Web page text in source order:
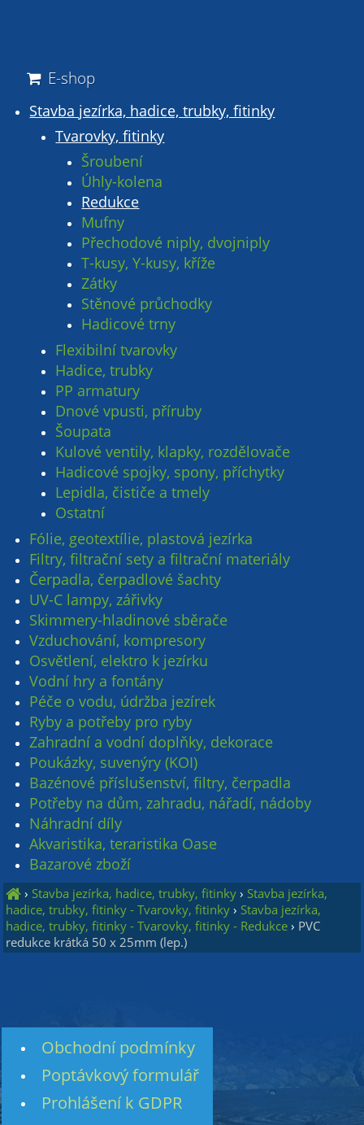
E-shop
Stavba jezírka, hadice, trubky, fitinky
Tvarovky, fitinky
Šroubení
Úhly-kolena
Redukce
Mufny
Přechodové niply, dvojniply
T-kusy, Y-kusy, kříže
Zátky
Stěnové průchodky
Hadicové trny
Flexibilní tvarovky
Hadice, trubky
PP armatury
Dnové vpusti, příruby
Šoupata
Kulové ventily, klapky, rozdělovače
Hadicové spojky, spony, příchytky
Lepidla, čističe a tmely
Ostatní
Fólie, geotextílie, plastová jezírka
Filtry, filtrační sety a filtrační materiály
Čerpadla, čerpadlové šachty
UV-C lampy, zářivky
Skimmery-hladinové sběrače
Vzduchování, kompresory
Osvětlení, elektro k jezírku
Vodní hry a fontány
Péče o vodu, údržba jezírek
Ryby a potřeby pro ryby
Zahradní a vodní doplňky, dekorace
Poukázky, suvenýry (KOI)
Bazénové příslušenství, filtry, čerpadla
Potřeby na dům, zahradu, nářadí, nádoby
Náhradní díly
Akvaristika, teraristika Oase
Bazarové zboží
› Stavba jezírka, hadice, trubky, fitinky › Stavba jezírka,
hadice, trubky, fitinky - Tvarovky, fitinky › Stavba jezírka,
hadice, trubky, fitinky - Tvarovky, fitinky - Redukce › PVC
redukce krátká 50 x 25mm (lep.)
Obchodní podmínky
Poptávkový formulář
Prohlášení k GDPR